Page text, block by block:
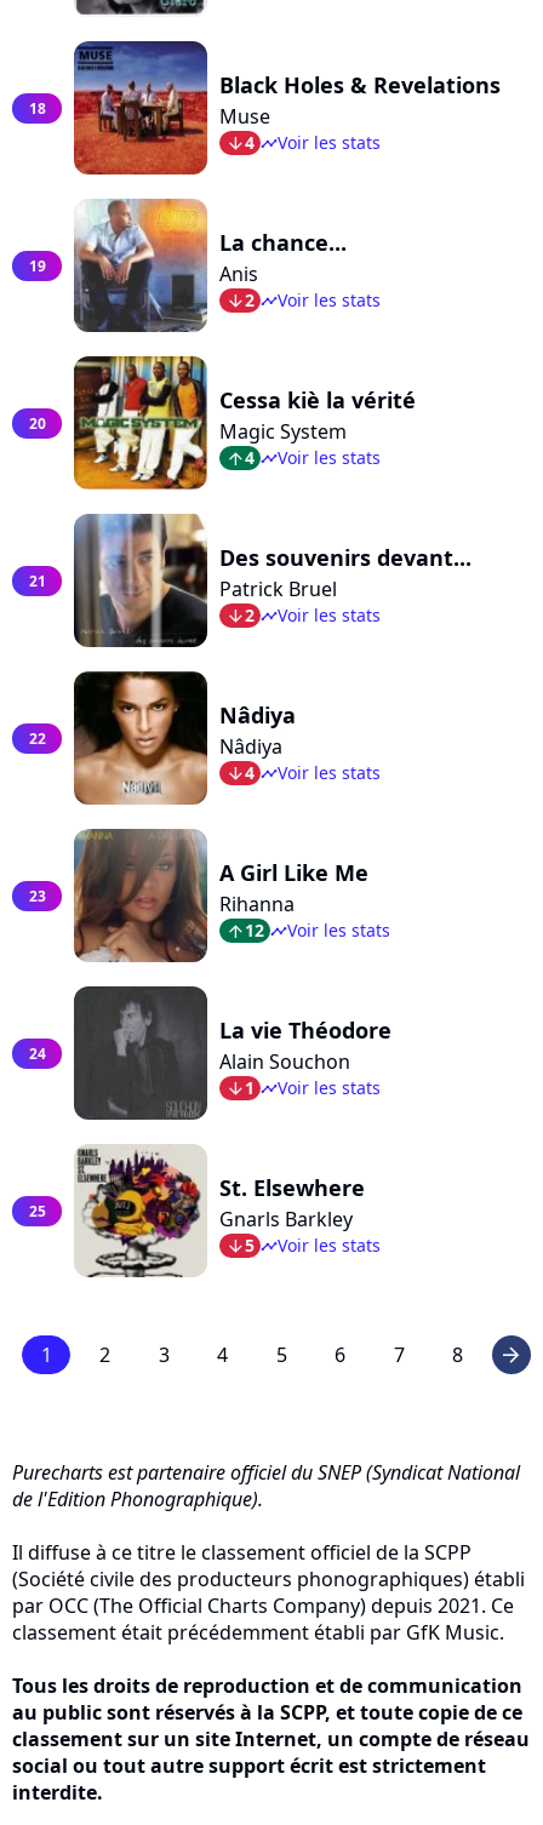
18
Black Holes & Revelations
Muse
arrow_bot4 timelineVoir les stats
19
La chance...
Anis
arrow_bot2 timelineVoir les stats
20
Cessa kiè la vérité
Magic System
arrow_top4 timelineVoir les stats
21
Des souvenirs devant...
Patrick Bruel
arrow_bot2 timelineVoir les stats
22
Nâdiya
Nâdiya
arrow_bot4 timelineVoir les stats
23
A Girl Like Me
Rihanna
arrow_top12 timelineVoir les stats
24
La vie Théodore
Alain Souchon
arrow_bot1 timelineVoir les stats
25
St. Elsewhere
Gnarls Barkley
arrow_bot5 timelineVoir les stats
1 2 3 4 5 6 7 8 arrow_right
Purecharts est partenaire officiel du SNEP (Syndicat National
de l'Edition Phonographique).
Il diffuse à ce titre le classement officiel de la SCPP
(Société civile des producteurs phonographiques) établi
par OCC (The Official Charts Company) depuis 2021. Ce
classement était précédemment établi par GfK Music.
Tous les droits de reproduction et de communication
au public sont réservés à la SCPP, et toute copie de ce
classement sur un site Internet, un compte de réseau
social ou tout autre support écrit est strictement
interdite.